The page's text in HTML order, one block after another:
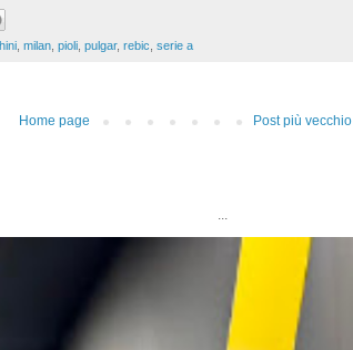
milan pioli pulgar, rebic serie a
Post più vecchio
Home page